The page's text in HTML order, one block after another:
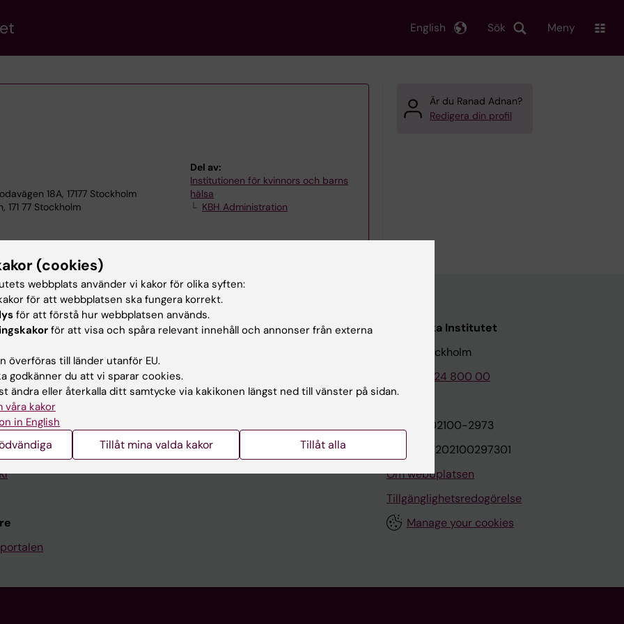
Sök
English Meny
18A, 17177 Stockholm
77 Stockholm
Del av:
Institutionen för kvinnors och barns
hälsa
KBH Administration
Är du Ranad Adnan?
Redigera din profil
Kontakta och besök KI
Stöd forskning och utbildning
Kontakta presstjänsten
Karolinska Institutet
171 77 Stockholm
Tel: 08-524 800 00
Org.nr: 202100-2973
VAT.nr: SE202100297301
Om webbplatsen
Tillgänglighetsredogörelse
Manage your cookies
(cookies)
webbplats använder vi kakor för olika syften:
för att webbplatsen ska fungera korrekt.
för att förstå hur webbplatsen används.
för att visa och spåra relevant innehåll och annonser från externa
överföras till länder utanför EU.
godkänner du att vi sparar cookies.
ändra eller återkalla ditt samtycke via kakikonen längst ned till vänster på sidan.
våra kakor
in English
Tillåt mina valda kakor Tillåt alla